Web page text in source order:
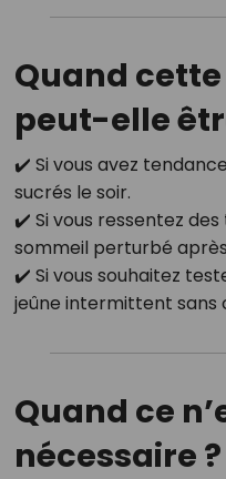
Quand
peut-elle
✔️ Si vous avez
sucrés le soir.
✔️ Si vous ressentez
sommeil perturbé
✔️ Si vous souhaitez
jeûne intermittent
Quand ce
nécessaire ?